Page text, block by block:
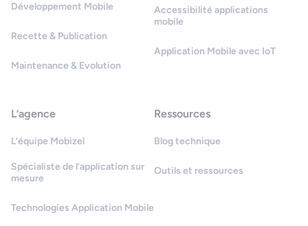
Développement Mobile
Recette & Publication
Maintenance & Evolution
Accessibilité applications
mobile
Application Mobile avec IoT
L’agence
L’équipe Mobizel
Spécialiste de l’application sur
mesure
Technologies Application Mobile
Ressources
Blog technique
Outils et ressources